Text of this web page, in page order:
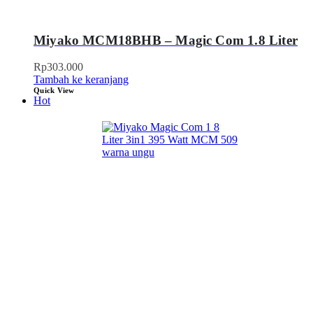
Miyako MCM18BHB – Magic Com 1.8 Liter
Rp303.000
Tambah ke keranjang
Quick View
Hot